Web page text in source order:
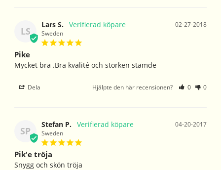
LS
02-27-2018
Lars S.
Sweden
Pike
Mycket bra .Bra kvalité och storken stämde
Dela Hjälpte den här recensionen? 0 0
SP
04-20-2017
Stefan P.
Sweden
Pik'e tröja
Snygg och skön tröja